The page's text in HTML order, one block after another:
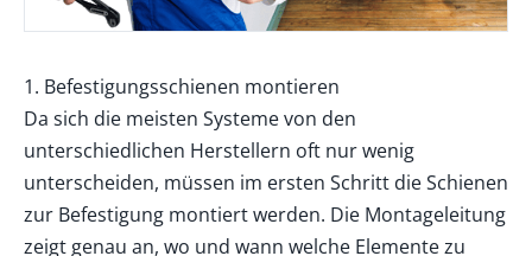
1. Befestigungsschienen montieren
Da sich die meisten Systeme von den
unterschiedlichen Herstellern oft nur wenig
unterscheiden, müssen im ersten Schritt die Schienen
zur Befestigung montiert werden. Die Montageleitung
zeigt genau an, wo und wann welche Elemente zu